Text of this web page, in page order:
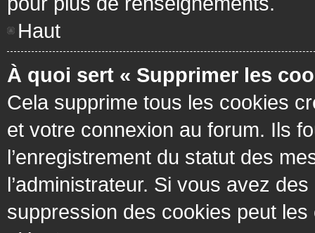
Haut
À quoi sert « Supprimer les
Cela supprime tous les cookies
et votre connexion au forum. Ils
l’enregistrement du statut des
l’administrateur. Si vous avez
suppression des cookies peut les